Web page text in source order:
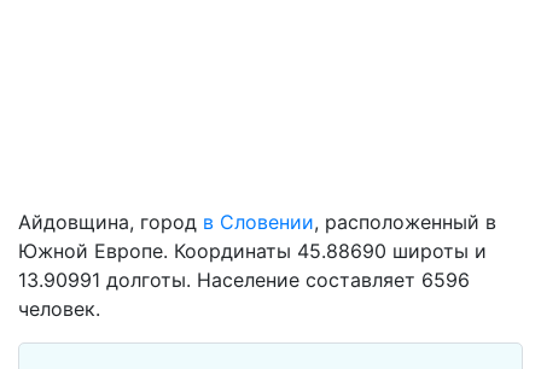
Айдовщина, город в Словении, расположенный в
Южной Европе. Координаты 45.88690 широты и
13.90991 долготы. Население составляет 6596
человек.